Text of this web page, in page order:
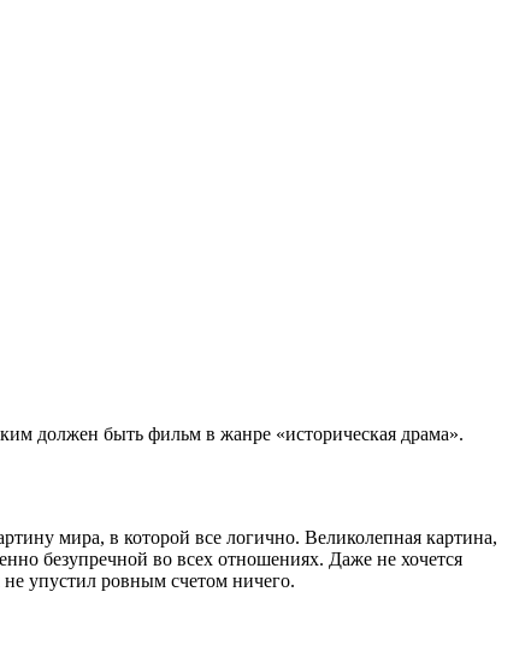
должен быть фильм в жанре «историческая драма».
мира, в которой все логично. Великолепная картина,
безупречной во всех отношениях. Даже не хочется
упустил ровным счетом ничего.